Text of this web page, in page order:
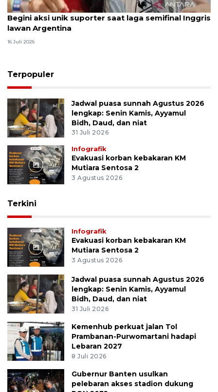
Begini aksi unik suporter saat laga semifinal Inggris
lawan Argentina
16 Juli 2026
Terpopuler
Jadwal puasa sunnah Agustus 2026
lengkap: Senin Kamis, Ayyamul
Bidh, Daud, dan niat
31 Juli 2026
Infografik
Evakuasi korban kebakaran KM
Mutiara Sentosa 2
3 Agustus 2026
Terkini
Infografik
Evakuasi korban kebakaran KM
Mutiara Sentosa 2
3 Agustus 2026
Jadwal puasa sunnah Agustus 2026
lengkap: Senin Kamis, Ayyamul
Bidh, Daud, dan niat
31 Juli 2026
Kemenhub perkuat jalan Tol
Prambanan-Purwomartani hadapi
Lebaran 2027
8 Juli 2026
Gubernur Banten usulkan
pelebaran akses stadion dukung